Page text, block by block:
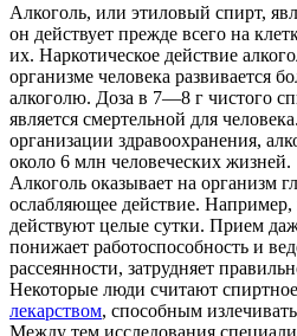
Алкоголь, или этиловый спирт,
он действует прежде всего на
их. Наркотическое действие
организме человека развивается
алкоголю. Доза в 7—8 г чистого
является смертельной для
организации здравоохранения,
около 6 млн человеческих жизней.
Алкоголь оказывает на организм
ослабляющее действие. Например,
действуют целые сутки. Прием
понижает работоспособность и
рассеянности, затрудняет
Некоторые люди считают
лекарством, способным
Между тем исследования